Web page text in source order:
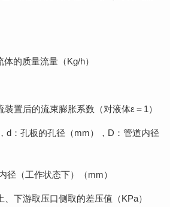
质量流量（Kg/h）
置后的流束膨胀系数（对液体ε＝1）
：孔板的孔径（mm），D：管道内径
（工作状态下）（mm）
游取压口侧取的差压值（KPa）